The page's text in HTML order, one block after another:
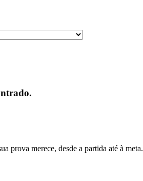
prova merece, desde a partida até à meta.